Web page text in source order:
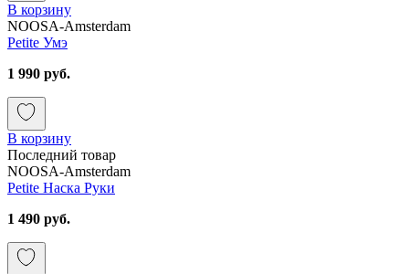
В корзину
NOOSA-Amsterdam
Petite Умэ
1 990 руб.
В корзину
Последний товар
NOOSA-Amsterdam
Petite Наска Руки
1 490 руб.